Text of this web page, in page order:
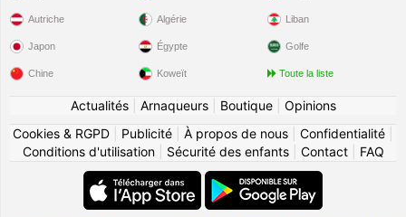
Autriche
Japon
Chine
Algérie
Égypte
Koweït
Liban
Golfe
Toute la liste
Actualités| Arnaqueurs| Boutique| Opinions
Cookies & RGPD
Publicité À propos de nous Confidentialité
Conditions d'utilisation| Sécurité des enfants| Contact| FAQ